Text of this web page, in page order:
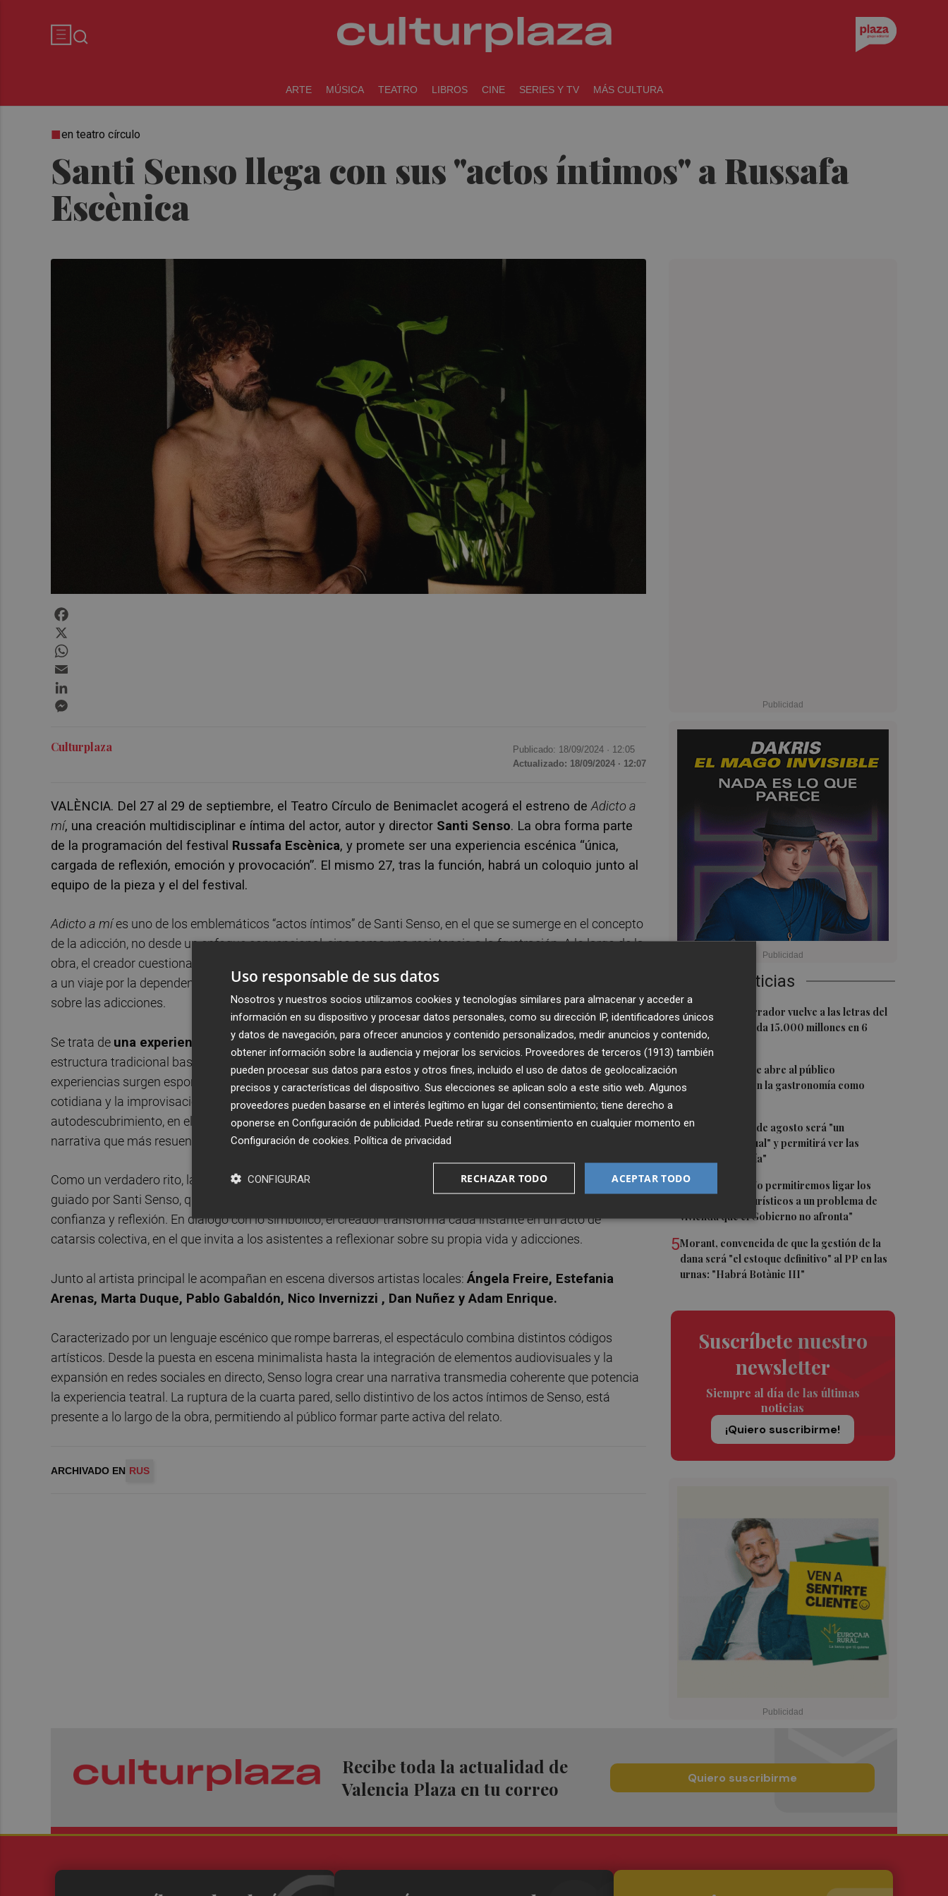
ARTE MÚSICA TEATRO LIBROS CINE SERIES Y TV MÁS CULTURA
Santi Senso llega con sus "actos íntimos" a Russafa
Escènica
en teatro círculo
Últimas Noticias
1 El pequeño ahorrador vuelve a las letras del
Tesoro y demanda 15.000 millones en 6
meses
2
El oleoturismo se abre al público
internacional con la gastronomía como
3 El eclipse del 12 de agosto será "un
espectáculo visual" y permitirá ver las
perseidas "de día"
4Marián Cano: "No permitiremos ligar los
apartamentos turísticos a un problema de
vivienda que el Gobierno no afronta"
5Morant, convencida de que la gestión de la
dana será "el estoque definitivo" al PP en las
urnas: "Habrá Botànic III"
Suscríbete nuestro
newsletter
Siempre al día de las últimas
noticias
¡Quiero suscribirme!
Culturplaza Publicado: 18/09/2024 · 12:05
Actualizado: 18/09/2024 · 12:07
VALÈNCIA. Del 27 al 29 de septiembre, el Teatro Círculo de Benimaclet acogerá el estreno de Adicto a
mí, una creación multidisciplinar e íntima del actor, autor y director Santi Senso. La obra forma parte
de la programación del festival Russafa Escènica, y promete ser una experiencia escénica “única,
cargada de reflexión, emoción y provocación”. El mismo 27, tras la función, habrá un coloquio junto al
equipo de la pieza y el del festival.
Adicto a míes uno de los emblemáticos “actos íntimos” de Santi Senso, en el que se sumerge en el concepto
de la adicción, no desde un enfoque convencional, sino como una resistencia a la frustración. A lo largo de la
obra, el creador cuestiona su propia adicción, aceptando que él mismo es adicto, y transporta al espectador
a un viaje por la dependencia emocional, humana y carnal, desafiando la concepción tradicional que se tiene
sobre las adicciones.
Se trata de una experiencia única de catarsis personal.En este acto íntimo, Senso no busca seguir una
estructura tradicional basada en diálogos, sino que propone un encuentro fluido donde las palabras y las
experiencias surgen espontáneamente. A través de la interacción con el público, la comedia de la vida
cotidiana y la improvisación más pura, el espectáculo se convierte en un ejercicio compartido de
autodescubrimiento, en el que cada espectador puede cuestionarse sus propias adicciones y depender de la
narrativa que más resuene con su experiencia.
Como un verdadero rito, la pieza transita por diferentes estados emocionales, donde el espectador es
guiado por Santi Senso, que con su carisma y entrega total en escena, construye un espacio de intimidad,
confianza y reflexión. En diálogo con lo simbólico, el creador transforma cada instante en un acto de
catarsis colectiva, en el que invita a los asistentes a reflexionar sobre su propia vida y adicciones.
Junto al artista principal le acompañan en escena diversos artistas locales: Ángela Freire, Estefania
Arenas, Marta Duque, Pablo Gabaldón, Nico Invernizzi , Dan Nuñez y Adam Enrique.
Caracterizado por un lenguaje escénico que rompe barreras, el espectáculo combina distintos códigos
artísticos. Desde la puesta en escena minimalista hasta la integración de elementos audiovisuales y la
expansión en redes sociales en directo, Senso logra crear una narrativa transmedia coherente que potencia
la experiencia teatral. La ruptura de la cuarta pared, sello distintivo de los actos íntimos de Senso, está
presente a lo largo de la obra, permitiendo al público formar parte activa del relato.
ARCHIVADO EN RUS
Recibe toda la actualidad de
Valencia Plaza en tu correo
Quiero suscribirme
Uso responsable de sus datos
Nosotros y nuestros socios utilizamos cookies y tecnologías similares para almacenar y acceder a
información en su dispositivo y procesar datos personales, como su dirección IP, identificadores únicos
y datos de navegación, para ofrecer anuncios y contenido personalizados, medir anuncios y contenido,
obtener información sobre la audiencia y mejorar los servicios. Proveedores de terceros (1913) también
pueden procesar sus datos para estos y otros fines, incluido el uso de datos de geolocalización
precisos y características del dispositivo. Sus elecciones se aplican solo a este sitio web. Algunos
proveedores pueden basarse en el interés legítimo en lugar del consentimiento; tiene derecho a
oponerse en Configuración de publicidad . Puede retirar su consentimiento en cualquier momento en
Configuración de cookies Política de privacidad
ACEPTAR TODO
RECHAZAR TODO
CONFIGURAR